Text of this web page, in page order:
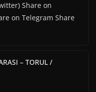
Share on
on Telegram Share
– TORUL /